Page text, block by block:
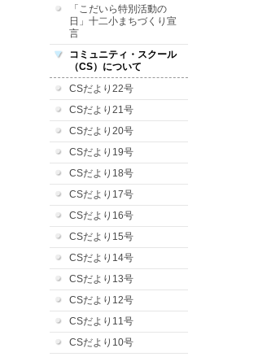
「こだいら特別活動の
日」十二小まちづくり宣
言
コミュニティ・スクール
（CS）について
CSだより22号
CSだより21号
CSだより20号
CSだより19号
CSだより18号
CSだより17号
CSだより16号
CSだより15号
CSだより14号
CSだより13号
CSだより12号
CSだより11号
CSだより10号